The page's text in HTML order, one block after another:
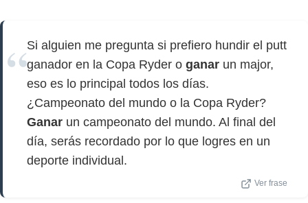
Si alguien me pregunta si prefiero hundir el putt
ganador en la Copa Ryder o ganar un major,
eso es lo principal todos los días.
¿Campeonato del mundo o la Copa Ryder?
Ganar un campeonato del mundo. Al final del
día, serás recordado por lo que logres en un
deporte individual.
Ver frase